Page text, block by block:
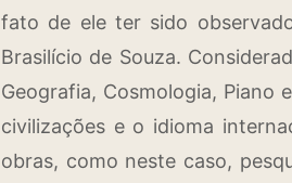
fato de ele ter sido
Brasilício de Souza.
Geografia, Cosmologia, Piano
civilizações e o idioma
obras, como neste caso,